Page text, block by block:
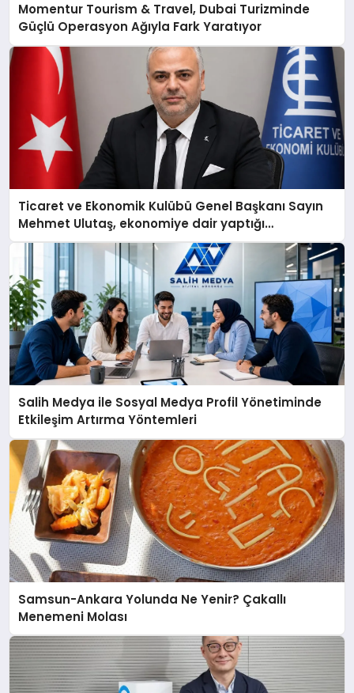
Momentur Tourism & Travel, Dubai Turizminde
Güçlü Operasyon Ağıyla Fark Yaratıyor
Ticaret ve Ekonomik Kulübü Genel Başkanı Sayın
Mehmet Ulutaş, ekonomiye dair yaptığı
açıklamada şunları kaydetti:
Salih Medya ile Sosyal Medya Profil Yönetiminde
Etkileşim Artırma Yöntemleri
Samsun-Ankara Yolunda Ne Yenir? Çakallı
Menemeni Molası